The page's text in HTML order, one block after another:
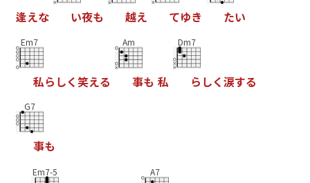
逢えな い夜も 越え てゆき たい
Em7
私ら しく笑える
Am
事も 私
Dm7
ら しく涙する
G7
事も
Em7-5 A7